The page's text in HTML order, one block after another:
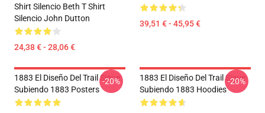
Shirt Silencio Beth T Shirt
Silencio John Dutton
24,38 € - 28,06 €
39,51 € - 45,95 €
1883 El Diseño Del Trail Sigue
Subiendo 1883 Posters
-20%
1883 El Diseño Del Trail Sigue
Subiendo 1883 Hoodies
-20%